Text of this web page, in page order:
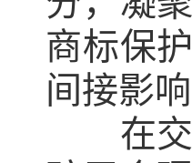
商标保
间接影
在交